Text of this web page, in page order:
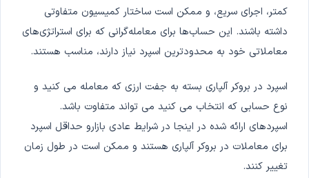
کمتر، اجرای سریع، و ممکن است ساختار کمیسیون متفاوتی
داشته باشند. این حساب‌ها برای معامله‌گرانی که برای استراتژی‌های
معاملاتی خود به محدودترین اسپرد نیاز دارند، مناسب هستند.
اسپرد در بروکر آلپاری بسته به جفت ارزی که معامله می کنید و
نوع حسابی که انتخاب می کنید می تواند متفاوت باشد.
اسپردهای ارائه شده در اینجا در شرایط عادی بازارو حداقل اسپرد
برای معاملات در بروکر آلپاری هستند و ممکن است در طول زمان
تغییر کنند.